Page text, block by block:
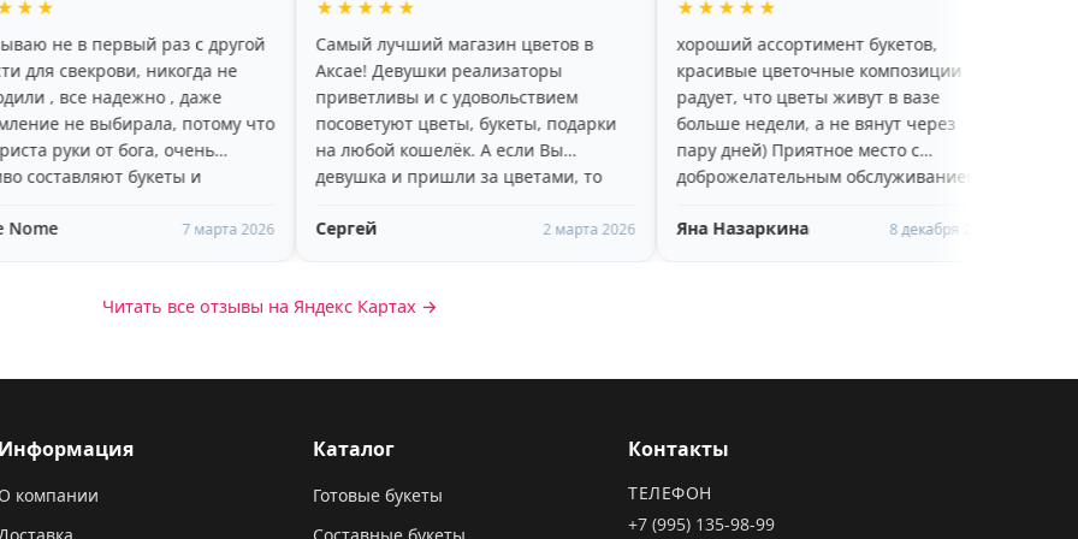
не
что
🥰🥰🥰
2026
Самый лучший магазин цветов в
Аксае! Девушки реализаторы
приветливы и с удовольствием
посоветуют цветы, букеты, подарки
на любой кошелёк. А если Вы
девушка и пришли за цветами, то
молодой, улыбчивый парень-2 марта 2026
хороший ассортимент букетов,
красивые цветочные композиции
радует, что цветы живут в вазе
больше недели, а не вянут через
пару дней) Приятное место с
доброжелательным обслуживанием,
Яна Назаркина
8 декабря 2025
Спасибо большое за букет
качество
деле 😉
ОЛЬГА Мартьянова
Читать все отзывы на Яндекс Картах →
Информация
О компании
Каталог
Готовые букеты
Контакты
ТЕЛЕФОН
+7 (995) 135-98-99